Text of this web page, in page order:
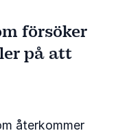
försöker
på att
återkommer